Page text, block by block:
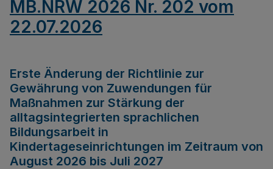
MB.NRW 2026 Nr. 202 vom
22.07.2026
Erste Änderung der Richtlinie zur
Gewährung von Zuwendungen für
Maßnahmen zur Stärkung der
alltagsintegrierten sprachlichen
Bildungsarbeit in
Kindertageseinrichtungen im Zeitraum von
August 2026 bis Juli 2027